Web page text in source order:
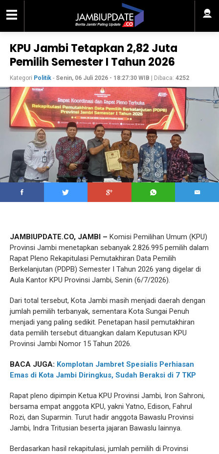
KPU Jambi Tetapkan 2,82 Juta
Pemilih Semester I Tahun 2026
Kategori Politik - Senin, 06 Juli 2026 - 18:27:30 WIB | Dibaca: 4252
JAMBIUPDATE.CO, JAMBI – Komisi Pemilihan Umum (KPU)
Provinsi Jambi menetapkan sebanyak 2.826.995 pemilih dalam
Rapat Pleno Rekapitulasi Pemutakhiran Data Pemilih
Berkelanjutan (PDPB) Semester I Tahun 2026 yang digelar di
Aula Kantor KPU Provinsi Jambi, Senin (6/7/2026).
Dari total tersebut, Kota Jambi masih menjadi daerah dengan
jumlah pemilih terbanyak, sementara Kota Sungai Penuh
menjadi yang paling sedikit. Penetapan hasil pemutakhiran
data pemilih tersebut dituangkan dalam Keputusan KPU
Provinsi Jambi Nomor 15 Tahun 2026.
BACA JUGA: Komplotan Jambret Spesialis Perhiasan
Emas di Kota Jambi Diringkus, Sudah Beraksi di 7 TKP
Rapat pleno dipimpin Ketua KPU Provinsi Jambi, Iron Sahroni,
bersama empat anggota KPU, yakni Yatno, Edison, Fahrul
Rozi, dan Suparmin. Turut hadir anggota Bawaslu Provinsi
Jambi, Indra Tritusian beserta jajaran Bawaslu lainnya.
Berdasarkan hasil rekapitulasi, jumlah pemilih di Provinsi